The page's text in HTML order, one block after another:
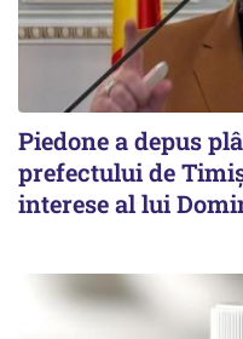
Piedone a depus
prefectului de
interese al lui